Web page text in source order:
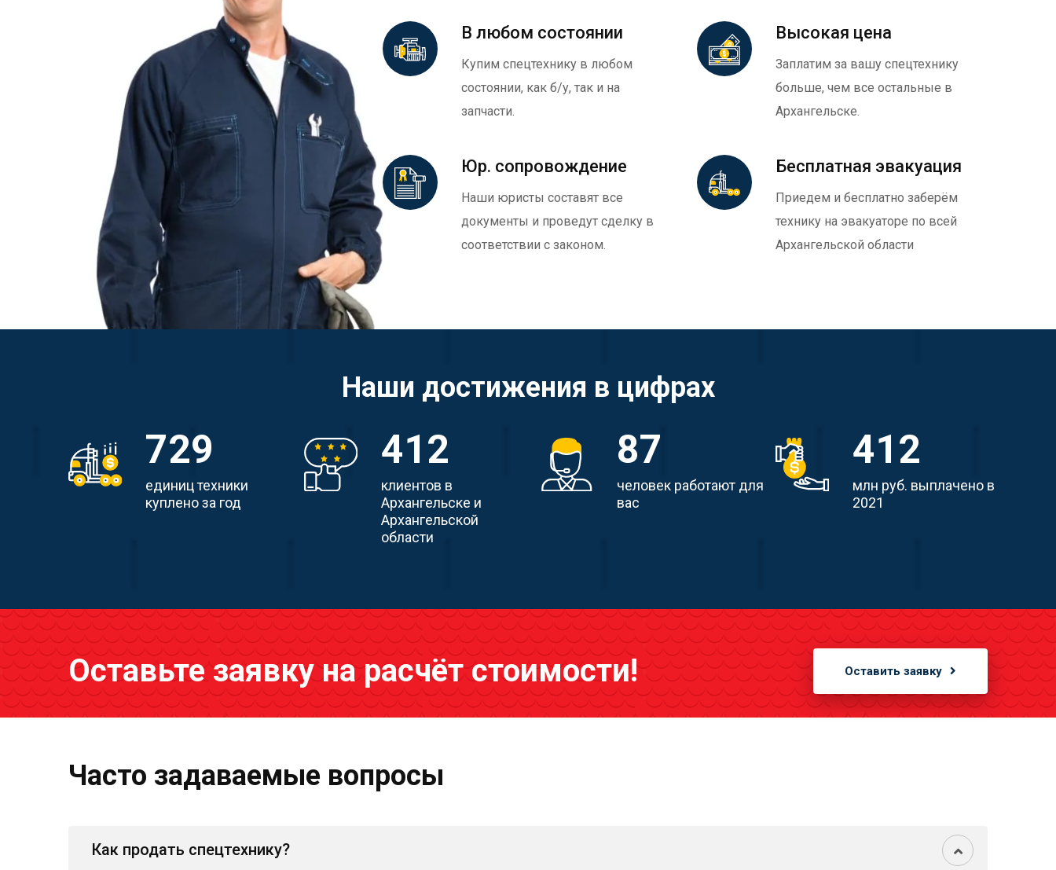
В любом состоянии
Купим спецтехнику в любом
состоянии, как б/у, так и на
запчасти.
Высокая цена
Заплатим за вашу спецтехнику
больше, чем все остальные в
Архангельске.
Юр. сопровождение
Наши юристы составят все
документы и проведут сделку в
соответствии с законом.
Бесплатная эвакуация
Приедем и бесплатно заберём
технику на эвакуаторе по всей
Архангельской области
Наши достижения в цифрах
729
единиц техники
куплено за год
412
клиентов в
Архангельске и
Архангельской
области
87
человек работают для
вас
412
млн руб. выплачено в
2021
Оставьте заявку на расчёт стоимости! Оставить заявку
Часто задаваемые вопросы
Как продать спецтехнику?